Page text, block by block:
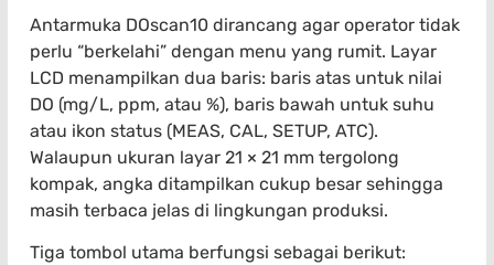
Antarmuka DOscan10 dirancang agar operator tidak
perlu “berkelahi” dengan menu yang rumit. Layar
LCD menampilkan dua baris: baris atas untuk nilai
DO (mg/L, ppm, atau %), baris bawah untuk suhu
atau ikon status (MEAS, CAL, SETUP, ATC).
Walaupun ukuran layar 21 × 21 mm tergolong
kompak, angka ditampilkan cukup besar sehingga
masih terbaca jelas di lingkungan produksi.
Tiga tombol utama berfungsi sebagai berikut: